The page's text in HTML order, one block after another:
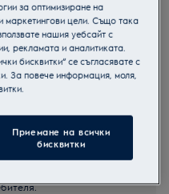
предупрежденията за
за потребителя.
за оптимизиране на
маркетингови цели. Също така
нашия уебсайт с
рекламата и аналитиката.
бисквитки“ се съгласявате с
За повече информация, моля,
Приемане на всички
бисквитки